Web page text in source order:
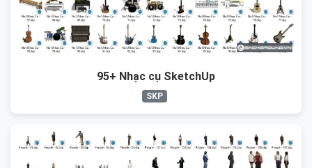
95+ Nhạc cụ SketchUp
SKP